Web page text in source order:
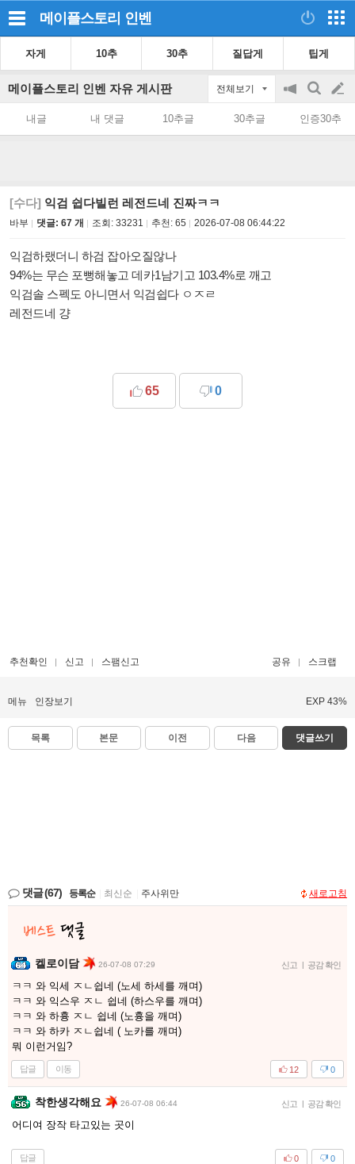
메이플스토리 인벤
자게 10추 30추 질답게 팁게
메이플스토리 인벤 자유 게시판 전체보기
공
on/off
검
색
글
쓰
내글 내 댓글 10추글 30추글 인증30추
[수다] 익검 쉽다빌런 레전드네 진짜ㅋㅋ
바부 댓글: 67 개 조회: 33231 추천: 65 2026-07-08 06:44:22
익검하랬더니 하검 잡아오질않나
94%는 무슨 포뻥해놓고 데카1남기고 103.4%로 깨고
익검솔 스펙도 아니면서 익검쉽다 ㅇㅈㄹ
레전드네 걍
65 0
추천확인 신고 스팸신고 공유 스크랩
메뉴 인장보기 EXP 43%
목록 본문 이전 다음 댓글쓰기
댓글(67) 등록순 최신순 주사위만 새로고침
켈로이담 26-07-08 07:29 신고 | 공감 확인
ㅋㅋ 와 익세 ㅈㄴ쉽네 (노세 하세를 깨며)
ㅋㅋ 와 익스우 ㅈㄴ 쉽네 (하스우를 깨며)
ㅋㅋ 와 하흉 ㅈㄴ 쉽네 (노흉을 깨며)
ㅋㅋ 와 하카 ㅈㄴ쉽네 ( 노카를 깨며)
뭐 이런거임?
답글 이동 0
12
착한생각해요 26-07-08 06:44 신고 | 공감 확인
어디여 장작 타고있는 곳이
답글 0
0